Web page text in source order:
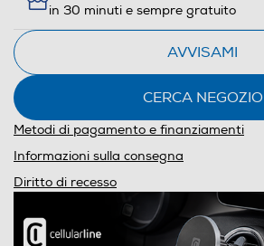
in 30 minuti e sempre gratuito
AVVISAMI
CERCA NEGOZIO
Metodi di pagamento e finanziamenti
Informazioni sulla consegna
Diritto di recesso